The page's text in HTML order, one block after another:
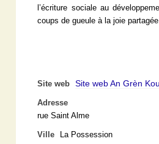
l’écriture sociale au
coups de gueule à la joie partagée.
Site web Site web An Grèn
Adresse
rue Saint Alme
Ville La Possession